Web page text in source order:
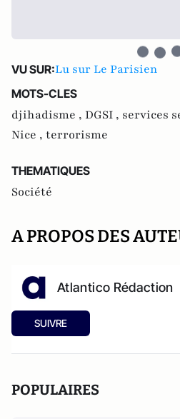
VU SUR:Lu sur Le Parisien
MOTS-CLES
djihadisme , DGSI , services
Nice , terrorisme
THEMATIQUES
Société
A PROPOS DES
Atlantico Rédaction
SUIVRE
POPULAIRES